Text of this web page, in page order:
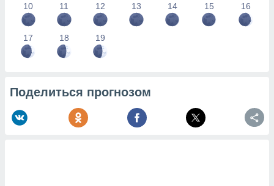
10 11 12 13 14 15 16
17 18 19
Поделиться прогнозом